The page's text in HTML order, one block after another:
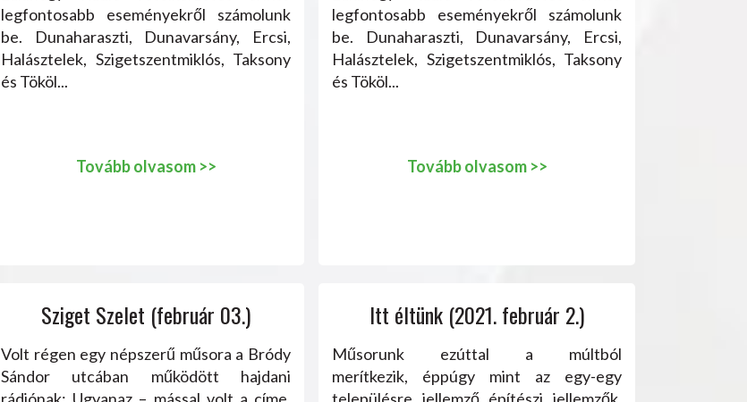
legfontosabb eseményekről számolunk
be. Dunaharaszti, Dunavarsány, Ercsi,
Halásztelek, Szigetszentmiklós, Taksony
és Tököl...
Tovább olvasom >>
legfontosabb eseményekről számolunk
be. Dunaharaszti, Dunavarsány, Ercsi,
Halásztelek, Szigetszentmiklós, Taksony
és Tököl...
Tovább olvasom >>
Sziget Szelet (február 03.)
Volt régen egy népszerű műsora a Bródy
Sándor utcában működött hajdani
Itt éltünk (2021. február 2.)
Műsorunk ezúttal a múltból
merítkezik, éppúgy mint az egy-egy